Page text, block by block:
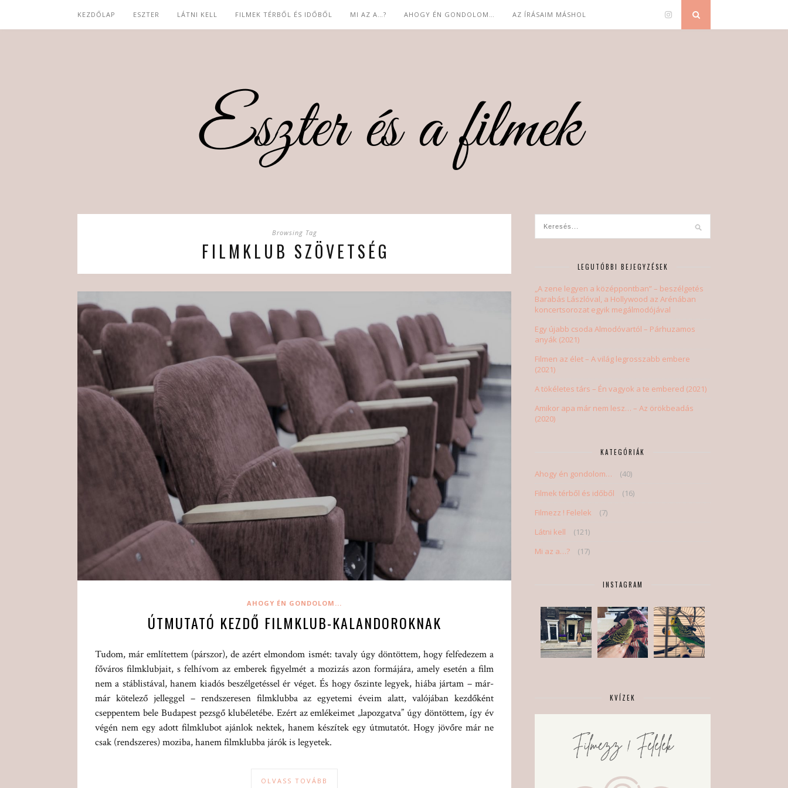
KEZDŐLAP ESZTER LÁTNI KELL FILMEK TÉRBŐL ÉS IDŐBŐL MI AZ A…? AHOGY ÉN GONDOLOM… AZ ÍRÁSAIM MÁSHOL
Browsing Tag
FILMKLUB SZÖVETSÉG
AHOGY ÉN GONDOLOM...
ÚTMUTATÓ KEZDŐ FILMKLUB-KALANDOROKNAK
Tudom, már említettem (párszor), de azért elmondom ismét: tavaly úgy döntöttem, hogy felfedezem a
főváros filmklubjait, s felhívom az emberek figyelmét a mozizás azon formájára, amely esetén a film
nem a stáblistával, hanem kiadós beszélgetéssel ér véget. És hogy őszinte legyek, hiába jártam – már-
már kötelező jelleggel – rendszeresen filmklubba az egyetemi éveim alatt, valójában kezdőként
cseppentem bele Budapest pezsgő klubéletébe. Ezért az emlékeimet „lapozgatva” úgy döntöttem, így év
végén nem egy adott filmklubot ajánlok nektek, hanem készítek egy útmutatót. Hogy jövőre már ne
csak (rendszeres) moziba, hanem filmklubba járók is legyetek.
OLVASS TOVÁBB
LEGUTÓBBI BEJEGYZÉSEK
„A zene legyen a középpontban” – beszélgetés
Barabás Lászlóval, a Hollywood az Arénában
koncertsorozat egyik megálmodójával
Egy újabb csoda Almodóvartól – Párhuzamos
anyák (2021)
Filmen az élet – A világ legrosszabb embere
(2021)
A tökéletes társ – Én vagyok a te embered (2021)
Amikor apa már nem lesz… – Az örökbeadás
(2020)
KATEGÓRIÁK
Ahogy én gondolom…
(40)
Filmek térből és időből
(16)
Filmezz ! Felelek
(7)
Látni kell
(121)
Mi az a…?
(17)
INSTAGRAM
KVÍZEK